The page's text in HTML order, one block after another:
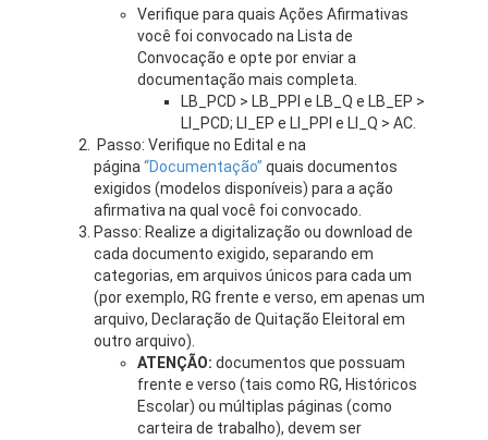
Verifique para quais Ações Afirmativas
você foi convocado na Lista de
Convocação e opte por enviar a
documentação mais completa.
LB_PCD > LB_PPI e LB_Q e LB_EP >
LI_PCD; LI_EP e LI_PPI e LI_Q > AC.
Passo: Verifique no Edital e na
página “Documentação” quais documentos
exigidos (modelos disponíveis) para a ação
afirmativa na qual você foi convocado.
Passo: Realize a digitalização ou download de
cada documento exigido, separando em
categorias, em arquivos únicos para cada um
(por exemplo, RG frente e verso, em apenas um
arquivo, Declaração de Quitação Eleitoral em
outro arquivo).
ATENÇÃO: documentos que possuam
frente e verso (tais como RG, Históricos
Escolar) ou múltiplas páginas (como
carteira de trabalho), devem ser